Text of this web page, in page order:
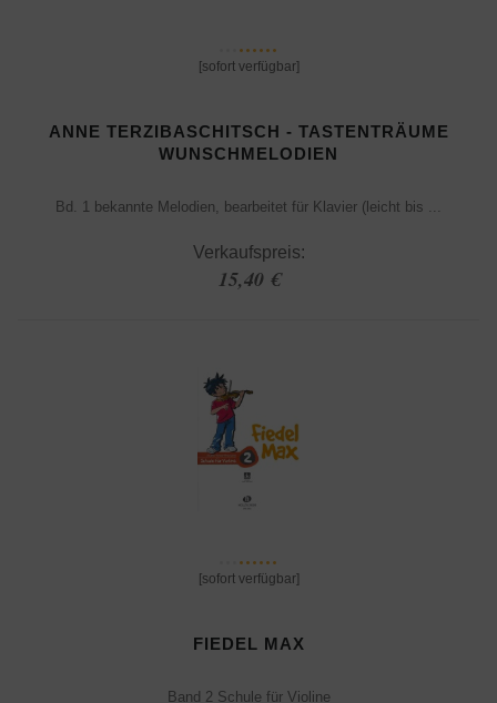
[sofort verfügbar]
ANNE TERZIBASCHITSCH - TASTENTRÄUME
WUNSCHMELODIEN
Bd. 1 bekannte Melodien, bearbeitet für Klavier (leicht bis ...
Verkaufspreis:
15,40 €
[sofort verfügbar]
FIEDEL MAX
Band 2 Schule für Violine